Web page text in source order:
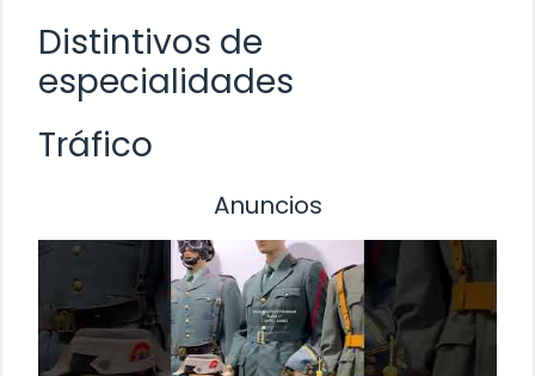
Distintivos de
especialidades
Tráfico
Anuncios